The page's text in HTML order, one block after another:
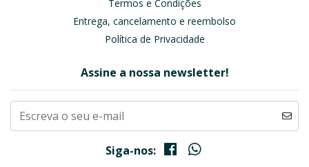
Termos e Condições
Entrega, cancelamento e reembolso
Política de Privacidade
Assine a nossa newsletter!
Siga-nos: